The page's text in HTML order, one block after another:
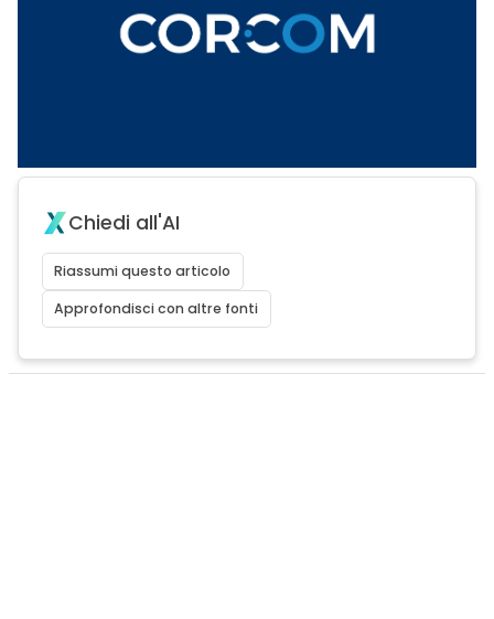
Chiedi all'AI
Riassumi questo articolo
Approfondisci con altre fonti